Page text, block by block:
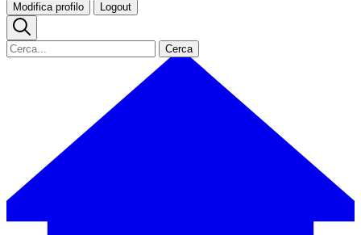
Modifica profilo Logout
Cerca